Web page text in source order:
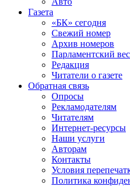
Газета
«БК» сегодня
Свежий номер
Архив номеров
Парламентский
Редакция
Читатели о газете
Обратная связь
Опросы
Рекламодателям
Читателям
Интернет-ресурсы
Наши услуги
Авторам
Контакты
Условия
Политика